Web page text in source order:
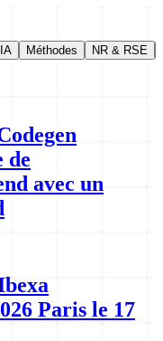
IA Méthodes NR & RSE
de
avec un
Paris le 17